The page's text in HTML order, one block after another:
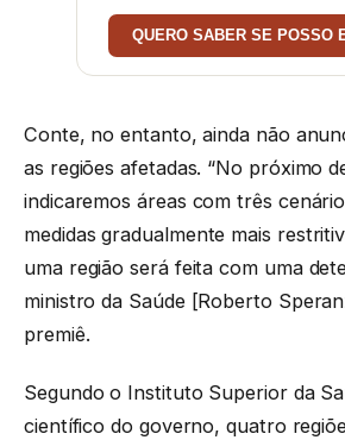
QUERO SABER SE POSSO
Conte, no entanto, ainda não
as regiões afetadas. “No próximo
indicaremos áreas com três
medidas gradualmente mais
uma região será feita com uma
ministro da Saúde [Roberto
premiê.
Segundo o Instituto Superior da
científico do governo, quatro